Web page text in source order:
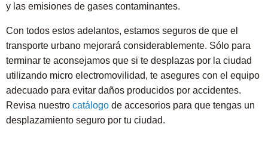
y las emisiones de gases contaminantes.
Con todos estos adelantos, estamos seguros de que el
transporte urbano mejorará considerablemente. Sólo para
terminar te aconsejamos que si te desplazas por la ciudad
utilizando micro electromovilidad, te asegures con el equipo
adecuado para evitar daños producidos por accidentes.
Revisa nuestro catálogo de accesorios para que tengas un
desplazamiento seguro por tu ciudad.